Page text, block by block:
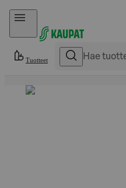
Hyppää sisältöön
Tuotteet